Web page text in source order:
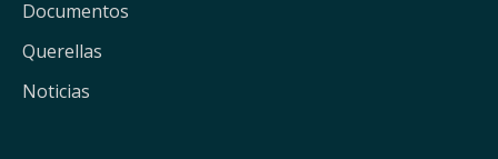
Documentos
Querellas
Noticias